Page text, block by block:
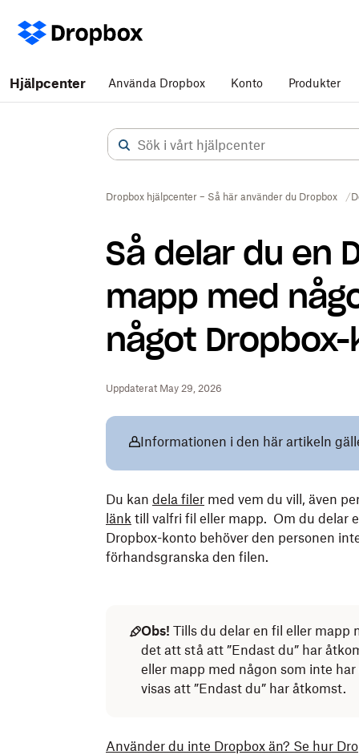
Hjälpcenter Använda Dropbox Konto Produkter
Dropbox hjälpcenter – Så här använder du Dropbox
Så delar du en
mapp med
något
Uppdaterat May 29, 2026
Informationen i den här artikeln
Du kan dela filer med vem du vill, även
länk till valfri fil eller mapp. Om du delar
Dropbox-konto behöver den personen
förhandsgranska den filen.
Obs! Tills du delar en fil eller mapp
det att stå att ”Endast du” har
eller mapp med någon som inte
visas att ”Endast du” har åtkomst.
Använder du inte Dropbox än? Se hur